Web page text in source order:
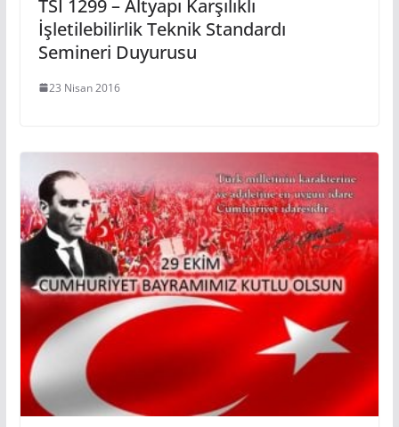
TSI 1299 – Altyapı Karşılıklı
İşletilebilirlik Teknik Standardı
Semineri Duyurusu
23 Nisan 2016